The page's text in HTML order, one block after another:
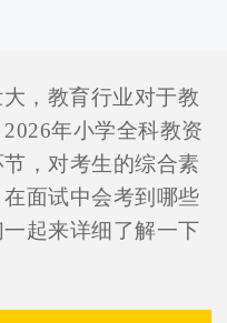
，教育行业对于教
年小学全科教资
，对考生的综合素
面试中会考到哪些
起来详细了解一下